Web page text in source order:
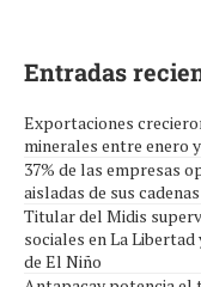
Entradas
Exportaciones
minerales entre enero
37% de las empresas
aisladas de sus
Titular del Midis
sociales en La
de El Niño